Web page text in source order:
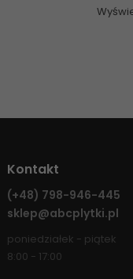
Kontakt
(+48) 798-946-445
sklep@abcplytki.pl
poniedziałek - piątek
8:00 - 17:00